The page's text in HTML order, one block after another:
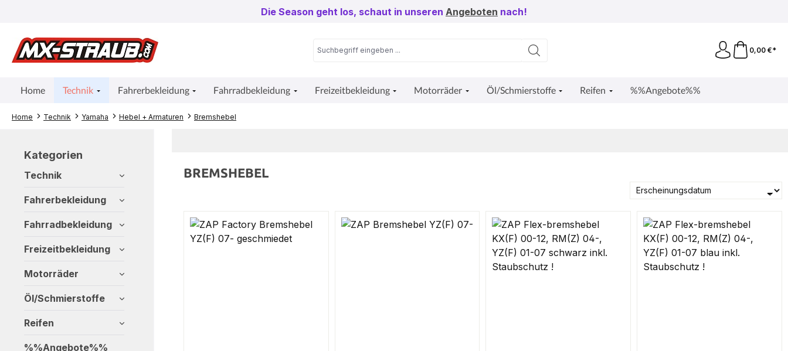
Die Season geht los, schaut in unseren Angeboten nach!
0,00 €*
Home Technik Fahrerbekleidung Fahrradbekleidung Freizeitbekleidung Motorräder Öl/Schmierstoffe Reifen %%Angebote%%
Home Technik Yamaha Hebel + Armaturen Bremshebel
Kategorien
Technik
Fahrerbekleidung
Fahrradbekleidung
Freizeitbekleidung
Motorräder
Öl/Schmierstoffe
Reifen
%%Angebote%%
BREMSHEBEL